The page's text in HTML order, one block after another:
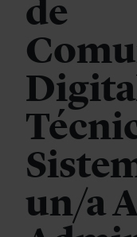
de
un/a